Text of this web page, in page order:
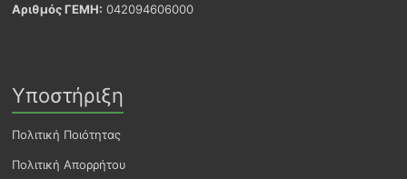
Αριθμός ΓΕΜΗ: 042094606000
Υποστήριξη
Πολιτική Ποιότητας
Πολιτική Απορρήτου